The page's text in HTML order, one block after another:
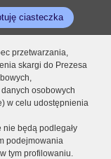
ciasteczka
przetwarzania,
skargi do Prezesa
osobowych
w celu udostępnienia
będą podlegały
podejmowania
tym profilowaniu.